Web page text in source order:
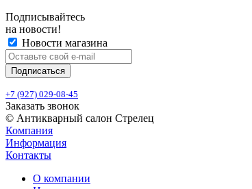
Подписывайтесь
на новости!
Новости магазина
+7 (927) 029-08-45
Заказать звонок
© Антикварный салон Стрелец
Компания
Информация
Контакты
О компании